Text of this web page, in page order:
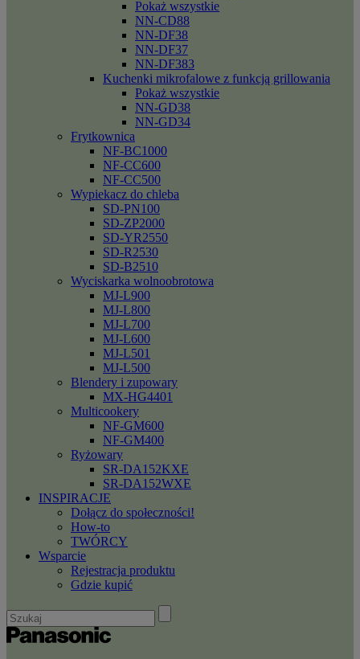
Pokaż wszystkie
NN-CD88
NN-DF38
NN-DF37
NN-DF383
Kuchenki mikrofalowe z funkcją grillowania
Pokaż wszystkie
NN-GD38
NN-GD34
Frytkownica
NF-BC1000
NF-CC600
NF-CC500
Wypiekacz do chleba
SD-PN100
SD-ZP2000
SD-YR2550
SD-R2530
SD-B2510
Wyciskarka wolnoobrotowa
MJ-L900
MJ-L800
MJ-L700
MJ-L600
MJ-L501
MJ-L500
Blendery i zupowary
MX-HG4401
Multicookery
NF-GM600
NF-GM400
Ryżowary
SR-DA152KXE
SR-DA152WXE
INSPIRACJE
Dołącz do społeczności!
How-to
TWÓRCY
Wsparcie
Rejestracja produktu
Gdzie kupić